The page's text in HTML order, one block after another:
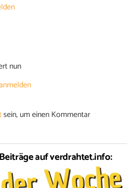
nun
sein, um einen Kommentar
auf verdrahtet.info: